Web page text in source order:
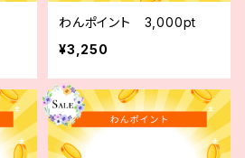
わんポイント 3,000pt
¥3,250